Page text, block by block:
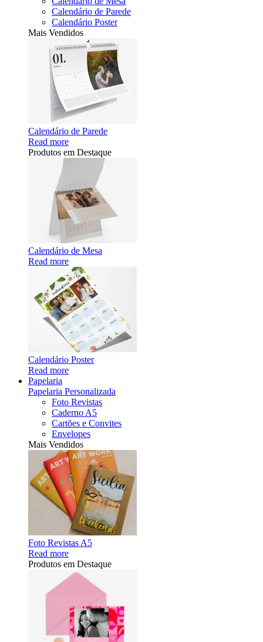
Calendário de Parede
Calendário Poster
Mais Vendidos
Calendário de Parede
Read more
Produtos em Destaque
Calendário de Mesa
Read more
Calendário Poster
Read more
Papelaria
Papelaria Personalizada
Foto Revistas
Caderno A5
Cartões e Convites
Envelopes
Mais Vendidos
Foto Revistas A5
Read more
Produtos em Destaque